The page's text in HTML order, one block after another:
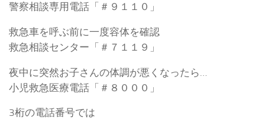
警察相談専用電話「＃９１１０」
救急車を呼ぶ前に一度容体を確認
救急相談センター「＃７１１９」
夜中に突然お子さんの体調が悪くなったら…
小児救急医療電話「＃８０００」
3桁の電話番号では